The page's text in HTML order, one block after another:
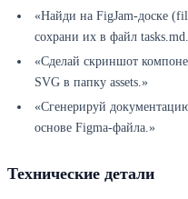
«Найди на FigJam-доске
сохрани их в файл
«Сделай скриншот
SVG в папку assets.»
«Сгенерируй
основе Figma-файла.»
Технические детали